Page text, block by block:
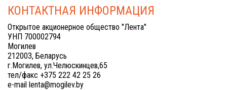
КОНТАКТНАЯ ИНФОРМАЦИЯ
Открытое акционерное общество "Лента"
УНП 700002794
Могилев
212003, Беларусь
г.Могилев, ул.Челюскинцев,65
тел/факс +375 222 42 25 26
e-mail lenta@mogilev.by